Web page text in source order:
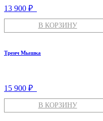
13 900 ₽
В КОРЗИНУ
Тренч Мышка
15 900 ₽
В КОРЗИНУ